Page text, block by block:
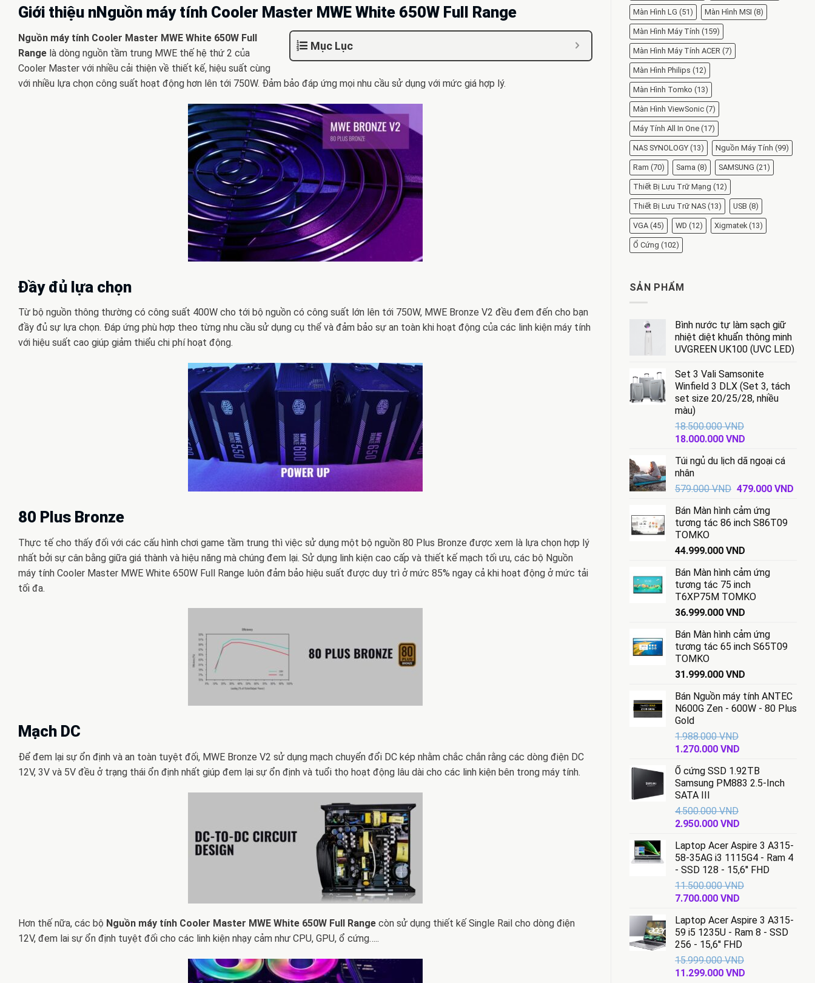
Màn Hình LG (51) Màn Hình MSI (8)
Màn Hình Máy Tính (159)
Màn Hình Máy Tính ACER (7)
Màn Hình Philips (12)
Màn Hình Tomko (13)
Màn Hình ViewSonic (7)
Máy Tính All In One (17)
NAS SYNOLOGY (13) Nguồn Máy Tính (99)
Ram (70) Sama (8) SAMSUNG (21)
Thiết Bị Lưu Trữ Mạng (12)
Thiết Bị Lưu Trữ NAS (13) USB (8)
VGA (45) WD (12) Xigmatek (13)
Ổ Cứng (102)
SẢN PHẨM
Bình nước tự làm sạch giữ
nhiệt diệt khuẩn thông minh
UVGREEN UK100 (UVC LED)
Set 3 Vali Samsonite
Winfield 3 DLX (Set 3, tách
set size 20/25/28, nhiều
màu)
18.500.000VND
Giá
là:
18.500.000 VND.
18.000.000 VND
tại
18.000.000 VND.
Túi ngủ du lịch dã ngoại cá
nhân
579.000VND Giá
là:
579.000 VND.
479.000 VNDGiá
Bán Màn hình cảm ứng
tương tác 86 inch S86T09
TOMKO
44.999.000 VND
Bán Màn hình cảm ứng
tương tác 75 inch
T6XP75M TOMKO
36.999.000 VND
Bán Màn hình cảm ứng
tương tác 65 inch S65T09
TOMKO
31.999.000 VND
Bán Nguồn máy tính ANTEC
N600G Zen - 600W - 80 Plus
Gold
1.988.000VND
Giá
là:
1.988.000 VND.
1.270.000 VND
tại
là:
Ổ cứng SSD 1.92TB
Samsung PM883 2.5-Inch
SATA III
4.500.000VND
Giá
là:
4.500.000 VND.
2.950.000 VND
tại
là:
2.950.000 VND.
Laptop Acer Aspire 3 A315-
58-35AG i3 1115G4 - Ram 4
- SSD 128 - 15,6'' FHD
11.500.000VND
Giá
là:
11.500.000 VND.
7.700.000 VND
tại
là:
7.700.000 VND.
Laptop Acer Aspire 3 A315-
59 i5 1235U - Ram 8 - SSD
256 - 15,6'' FHD
15.999.000VND
Giá
11.299.000 VND
Giới thiệu nNguồn máy tính Cooler Master MWE White 650W Full Range
Mục Lục
Nguồn máy tính Cooler Master MWE White 650W Full
Range là dòng nguồn tầm trung MWE thế hệ thứ 2 của
Cooler Master với nhiều cải thiện về thiết kế, hiệu suất cùng
với nhiều lựa chọn công suất hoạt động hơn lên tới 750W. Đảm bảo đáp ứng mọi nhu cầu sử dụng với mức giá hợp lý.
Đầy đủ lựa chọn
Từ bộ nguồn thông thường có công suất 400W cho tới bộ nguồn có công suất lớn lên tới 750W, MWE Bronze V2 đều đem đến cho bạn
đầy đủ sự lựa chọn. Đáp ứng phù hợp theo từng nhu cầu sử dụng cụ thể và đảm bảo sự an toàn khi hoạt động của các linh kiện máy tính
với hiệu suất cao giúp giảm thiểu chi phí hoạt động.
80 Plus Bronze
Thực tế cho thấy đối với các cấu hình chơi game tầm trung thì việc sử dụng một bộ nguồn 80 Plus Bronze được xem là lựa chọn hợp lý
nhất bởi sự cân bằng giữa giá thành và hiệu năng mà chúng đem lại. Sử dụng linh kiện cao cấp và thiết kế mạch tối ưu, các bộ Nguồn
máy tính Cooler Master MWE White 650W Full Range luôn đảm bảo hiệu suất được duy trì ở mức 85% ngay cả khi hoạt động ở mức tải
tối đa.
Mạch DC
Để đem lại sự ổn định và an toàn tuyệt đối, MWE Bronze V2 sử dụng mạch chuyển đổi DC kép nhằm chắc chắn rằng các dòng điện DC
12V, 3V và 5V đều ở trạng thái ổn định nhất giúp đem lại sự ổn định và tuổi thọ hoạt động lâu dài cho các linh kiện bên trong máy tính.
Hơn thế nữa, các bộ Nguồn máy tính Cooler Master MWE White 650W Full Range còn sử dụng thiết kế Single Rail cho dòng điện
12V, đem lai sự ổn định tuyệt đối cho các linh kiện nhạy cảm như CPU, GPU, ổ cứng…..